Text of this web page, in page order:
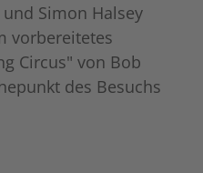
Simon Halsey
vorbereitetes
Circus" von Bob
des Besuchs